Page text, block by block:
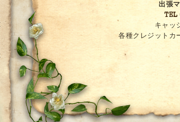
出張
キャッ
各種クレジットカ